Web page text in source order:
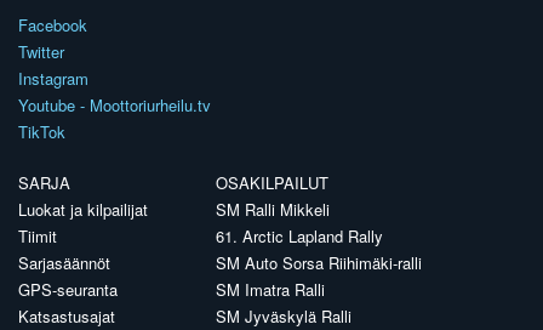
Facebook
Twitter
Instagram
Youtube - Moottoriurheilu.tv
TikTok
SARJA
Luokat ja kilpailijat
Tiimit
Sarjasäännöt
GPS-seuranta
Katsastusajat
OSAKILPAILUT
SM Ralli Mikkeli
61. Arctic Lapland Rally
SM Auto Sorsa Riihimäki-ralli
SM Imatra Ralli
SM Jyväskylä Ralli